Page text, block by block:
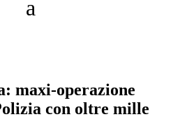
maxi-operazione
con oltre mille